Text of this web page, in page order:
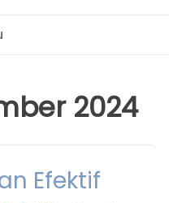
2024
Efektif